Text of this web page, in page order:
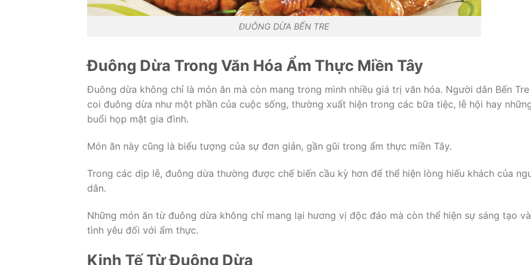
ĐUÔNG DỪA BẾN TRE
Đuông Dừa Trong Văn Hóa Ẩm Thực Miền Tây
Đuông dừa không chỉ là món ăn mà còn mang trong mình nhiều giá trị văn hóa. Người dân Bến Tre
coi đuông dừa như một phần của cuộc sống, thường xuất hiện trong các bữa tiệc, lễ hội hay
buổi họp mặt gia đình.
Món ăn này cũng là biểu tượng của sự đơn giản, gần gũi trong ẩm thực miền Tây.
Trong các dịp lễ, đuông dừa thường được chế biến cầu kỳ hơn để thể hiện lòng hiếu khách của
dân.
Những món ăn từ đuông dừa không chỉ mang lại hương vị độc đáo mà còn thể hiện sự sáng tạo và
tình yêu đối với ẩm thực.
Kinh Tế Từ Đuông Dừa